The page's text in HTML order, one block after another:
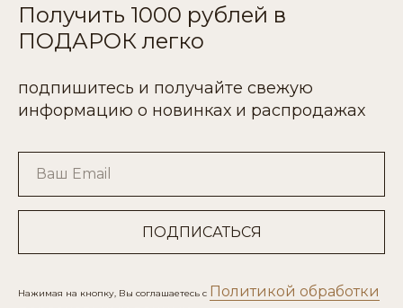
Получить 1000 рублей в
ПОДАРОК легко
подпишитесь и получайте свежую
информацию о новинках и распродажах
Ваш Email
ПОДПИСАТЬСЯ
Нажимая на кнопку, Вы соглашаетесь с Политикой обработки